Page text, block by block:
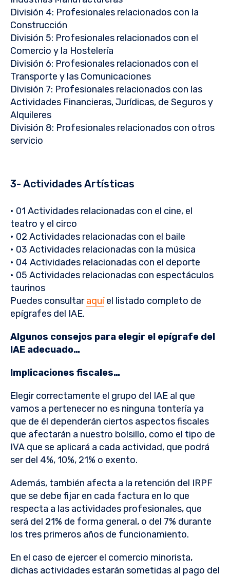
División 4: Profesionales relacionados con la
Construcción
División 5: Profesionales relacionados con el
Comercio y la Hostelería
División 6: Profesionales relacionados con el
Transporte y las Comunicaciones
División 7: Profesionales relacionados con las
Actividades Financieras, Jurídicas, de Seguros y
Alquileres
División 8: Profesionales relacionados con otros
servicio
3- Actividades Artísticas
• 01 Actividades relacionadas con el cine, el
teatro y el circo
• 02 Actividades relacionadas con el baile
• 03 Actividades relacionadas con la música
• 04 Actividades relacionadas con el deporte
• 05 Actividades relacionadas con espectáculos
taurinos
Puedes consultaraquíel listado completo de
epígrafes del IAE.
Algunos consejos para elegir el epígrafe del
IAE adecuado…
Implicaciones fiscales…
Elegir correctamente el grupo del IAE al que
vamos a pertenecer no es ninguna tontería ya
que de él dependerán ciertos aspectos fiscales
que afectarán a nuestro bolsillo, como el tipo de
IVA que se aplicará a cada actividad, que podrá
ser del 4%, 10%, 21% o exento.
Además, también afecta a la retención del IRPF
que se debe fijar en cada factura en lo que
respecta a las actividades profesionales, que
será del 21% de forma general, o del 7% durante
los tres primeros años de funcionamiento.
En el caso de ejercer el comercio minorista,
dichas actividades estarán sometidas al pago del